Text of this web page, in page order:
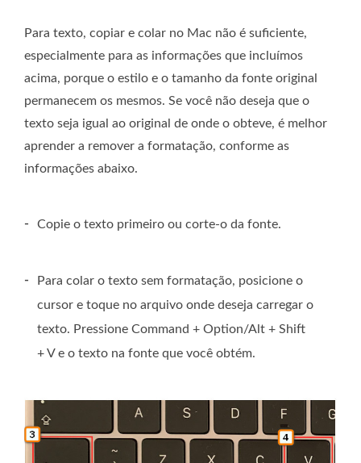
Para texto, copiar e colar no Mac não é suficiente,
especialmente para as informações que incluímos
acima, porque o estilo e o tamanho da fonte original
permanecem os mesmos. Se você não deseja que o
texto seja igual ao original de onde o obteve, é melhor
aprender a remover a formatação, conforme as
informações abaixo.
- Copie o texto primeiro ou corte-o da fonte.
-
Para colar o texto sem formatação, posicione o
cursor e toque no arquivo onde deseja carregar o
texto. Pressione Command + Option/Alt + Shift
+ V e o texto na fonte que você obtém.